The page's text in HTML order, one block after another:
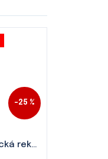
až 108 m³/h
–25 %
Lokální entalpická rekuperace XROOM-100 bílá